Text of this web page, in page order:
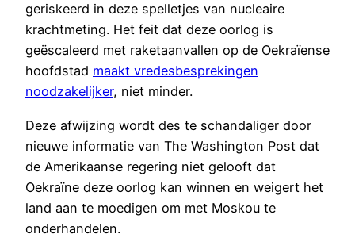
geriskeerd in deze spelletjes van nucleaire
krachtmeting. Het feit dat deze oorlog is
geëscaleerd met raketaanvallen op de Oekraïense
hoofdstad maakt vredesbesprekingen
noodzakelijker, niet minder.
Deze afwijzing wordt des te schandaliger door
nieuwe informatie van The Washington Post dat
de Amerikaanse regering niet gelooft dat
Oekraïne deze oorlog kan winnen en weigert het
land aan te moedigen om met Moskou te
onderhandelen.